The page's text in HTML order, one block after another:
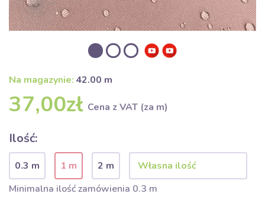
Na magazynie: 42.00 m
37,00zł Cena z VAT (za m)
Ilość:
0.3 m 1 m
2 m
Minimalna ilość zamówienia 0.3 m